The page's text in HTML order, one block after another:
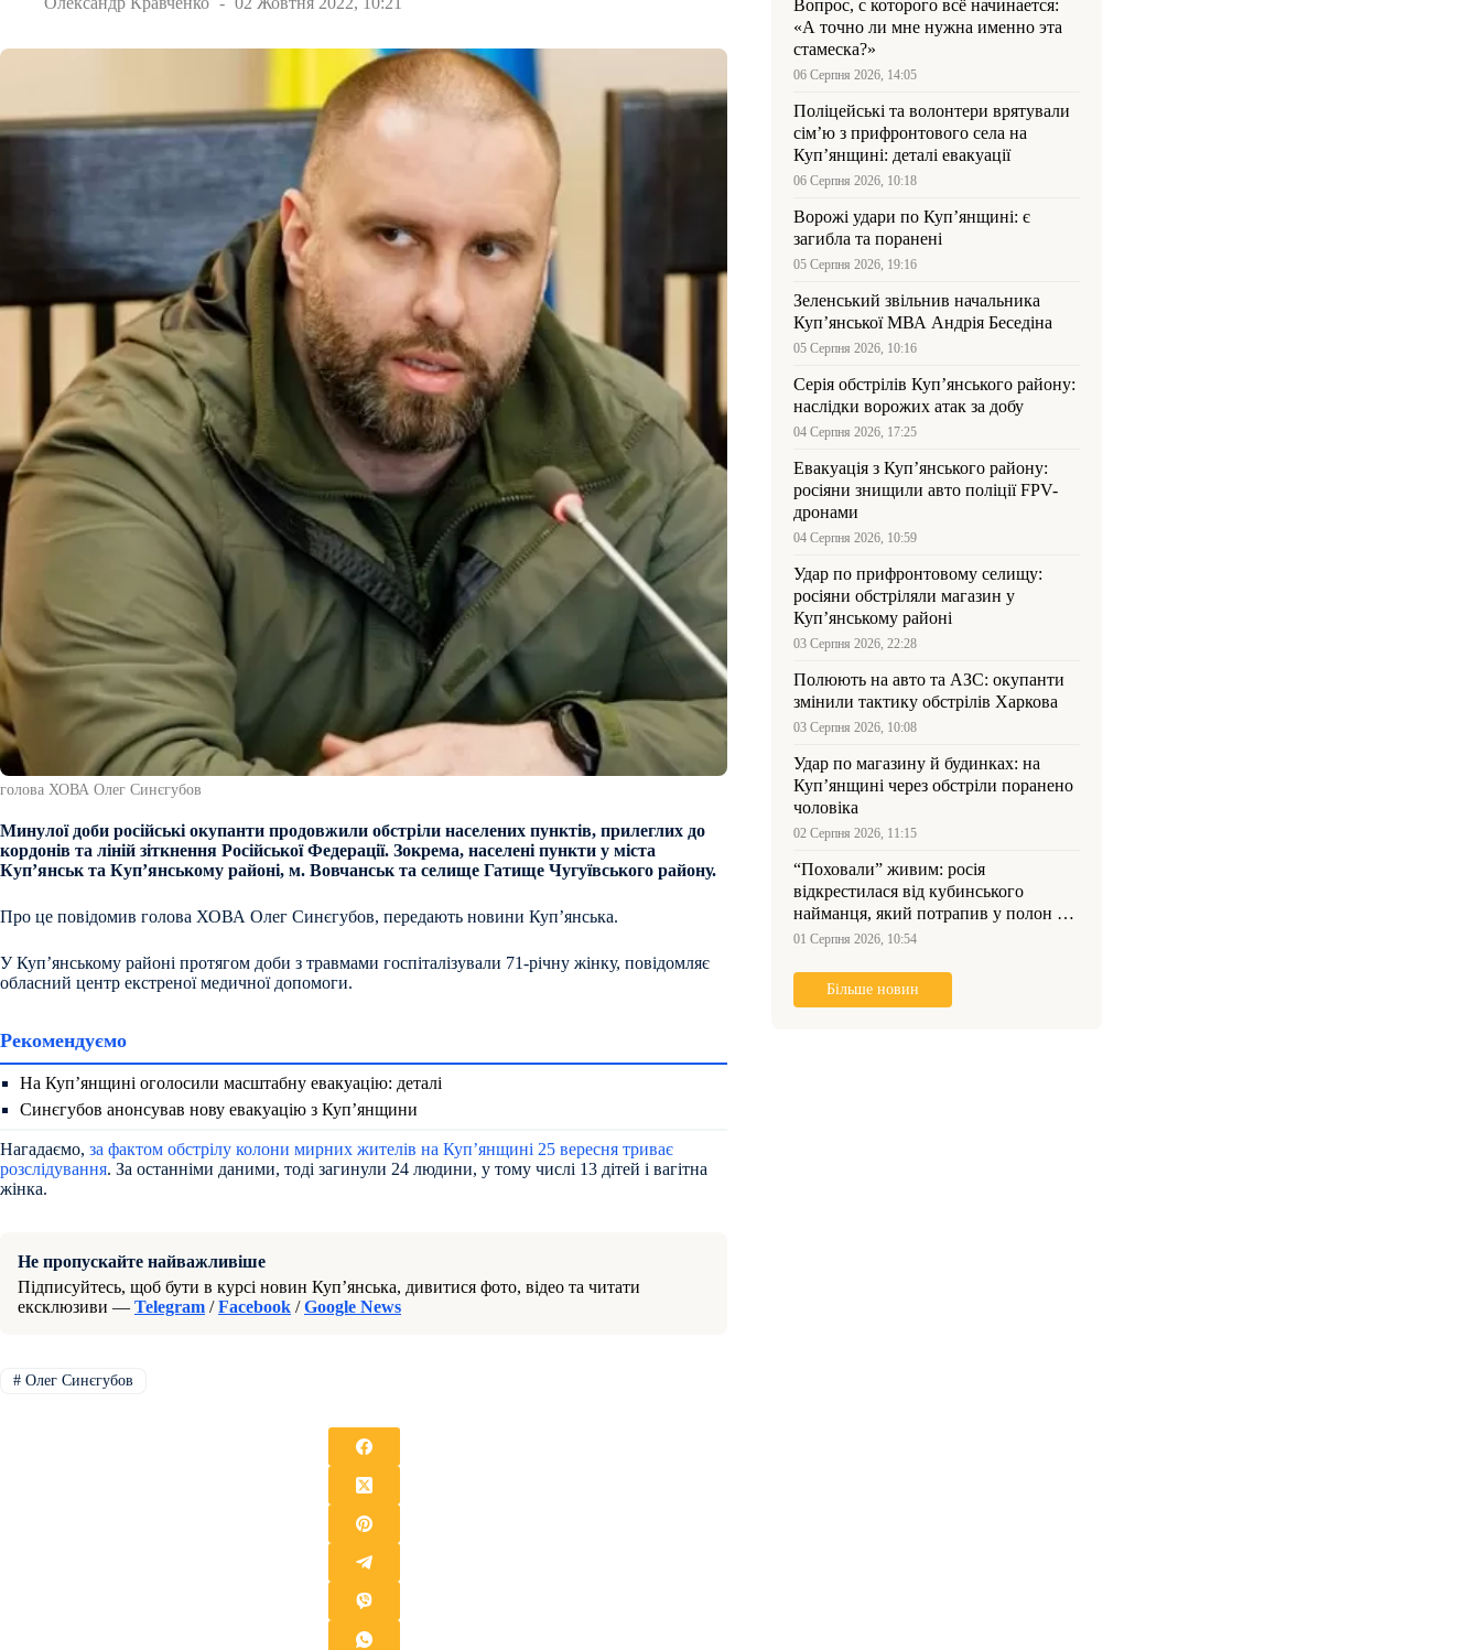
голова ХОВА Олег Синєгубов
Минулої доби російські окупанти продовжили обстріли населених пунктів, прилеглих до
кордонів та ліній зіткнення Російської Федерації. Зокрема, населені пункти у міста
Куп’янськ та Куп’янському районі, м. Вовчанськ та селище Гатище Чугуївського району.
Про це повідомив голова ХОВА Олег Синєгубов, передають новини Куп’янська.
У Куп’янському районі протягом доби з травмами госпіталізували 71-річну жінку, повідомляє
обласний центр екстреної медичної допомоги.
Рекомендуємо
На Куп’янщині оголосили масштабну евакуацію: деталі
Синєгубов анонсував нову евакуацію з Куп’янщини
Нагадаємо, за фактом обстрілу колони мирних жителів на Куп’янщині 25 вересня триває
розслідування. За останніми даними, тоді загинули 24 людини, у тому числі 13 дітей і вагітна
жінка.
Не пропускайте найважливіше
Підписуйтесь, щоб бути в курсі новин Куп’янська, дивитися фото, відео та читати
ексклюзиви — Telegram /Facebook /Google News
#Олег Синєгубов
Вопрос, с которого всё начинается:
«А точно ли мне нужна именно эта
стамеска?»
06 Серпня 2026, 14:05
Поліцейські та волонтери врятували
сім’ю з прифронтового села на
Куп’янщині: деталі евакуації
06 Серпня 2026, 10:18
Ворожі удари по Куп’янщині: є
загибла та поранені
05 Серпня 2026, 19:16
Зеленський звільнив начальника
Купʼянської МВА Андрія Беседіна
05 Серпня 2026, 10:16
Серія обстрілів Куп’янського району:
наслідки ворожих атак за добу
04 Серпня 2026, 17:25
Евакуація з Куп’янського району:
росіяни знищили авто поліції FPV-
дронами
04 Серпня 2026, 10:59
Удар по прифронтовому селищу:
росіяни обстріляли магазин у
Куп’янському районі
03 Серпня 2026, 22:28
Полюють на авто та АЗС: окупанти
змінили тактику обстрілів Харкова
03 Серпня 2026, 10:08
Удар по магазину й будинках: на
Куп’янщині через обстріли поранено
чоловіка
02 Серпня 2026, 11:15
“Поховали” живим: росія
відкрестилася від кубинського
найманця, який потрапив у полон на
Куп’янщині
01 Серпня 2026, 10:54
Більше новин